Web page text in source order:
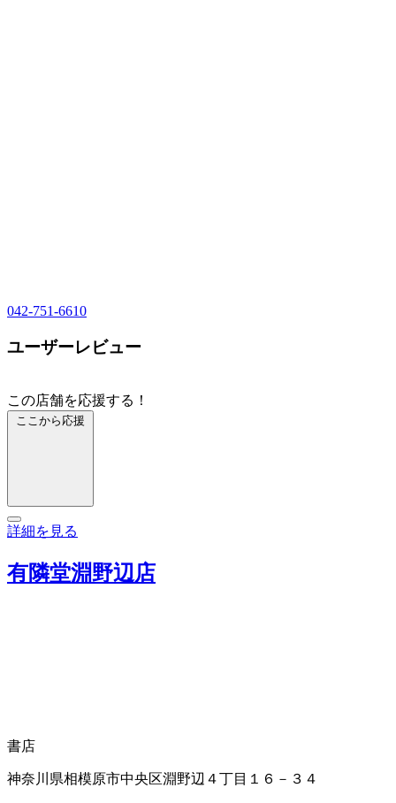
042-751-6610
ユーザーレビュー
この店舗を応援する！
ここから応援
詳細を見る
有隣堂淵野辺店
書店
神奈川県相模原市中央区淵野辺４丁目１６－３４